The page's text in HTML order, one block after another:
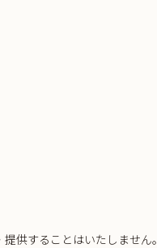
供することはいたしません。